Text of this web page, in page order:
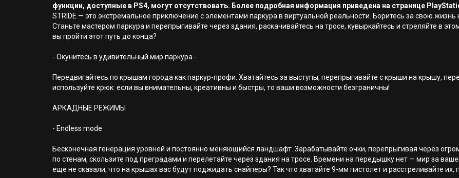
функции, доступные в PS4, могут отсутствовать. Более подробная информация приведена на странице
STRIDE — это экстремальное приключение с элементами паркура в виртуальной реальности. Боритесь за свою
Станьте мастером паркура и перепрыгивайте через здания, раскачивайтесь на тросе, кувыркайтесь и стреляйте в
вы пройти этот путь до конца?
- Окунитесь в удивительный мир паркура -
Передвигайтесь по крышам города как паркур-профи. Хватайтесь за выступы, перепрыгивайте с крыши на крышу,
используйте крюк: если вы внимательны, креативны и быстры, то ваши возможности безграничны!
АРКАДНЫЕ РЕЖИМЫ
- Endless mode
Бесконечная генерация уровней и постоянно меняющийся ландшафт. Зарабатывайте очки, перепрыгивая через
по стенам, скользите под преградами и перелетайте через здания на тросе. Времени на передышку нет — мир за
еще не сказали, что на крышах вас будут поджидать снайперы? Так что хватайте 9-мм пистолет и расстреливайте их,